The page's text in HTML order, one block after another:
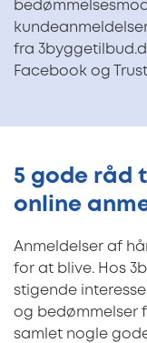
fra
Facebook og
5 gode råd
online
Anmeldelser af
for at blive. Hos
stigende
og bedømmelser
samlet nogle